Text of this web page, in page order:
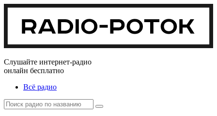
Слушайте интернет-радио
онлайн бесплатно
Всё радио